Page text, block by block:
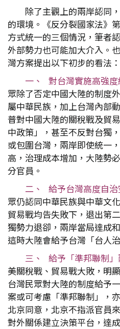
除了主觀上的兩岸認同
的環境。《反分裂國家法》
方式統一的三個情況，筆者
外部勢力也可能加大介入。
灣方案提出以下初步的看法：
一、 對台灣實施高強度
眾除了否定中國大陸的制度
屬中華民族，加上台灣內部
普對中國大陸的關稅戰及貿
中政策」，甚至不反對台獨
或包圍台灣，兩岸即使統一
高，治理成本增加，大陸勢
分官員。
二、 給予台灣高度自治
眾仍認同中華民族與中華文
貿易戰均告失敗下，退出第
獨勢力退卻，兩岸當局達成
這時大陸會給予台灣「台人
三、 給予「準邦聯制」
美關稅戰、貿易戰大敗，明
台灣民眾對大陸的制度給予
案或可考慮「準邦聯制」，
北京同意，北京不指派官員
對外關係建立決策平台，達